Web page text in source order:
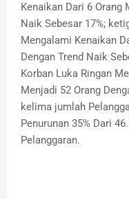
Kenaikan Dari 6 Orang
Naik Sebesar 17%;
Mengalami Kenaikan
Dengan Trend Naik
Korban Luka Ringan
Menjadi 52 Orang
kelima jumlah
Penurunan 35% Dari
Pelanggaran.